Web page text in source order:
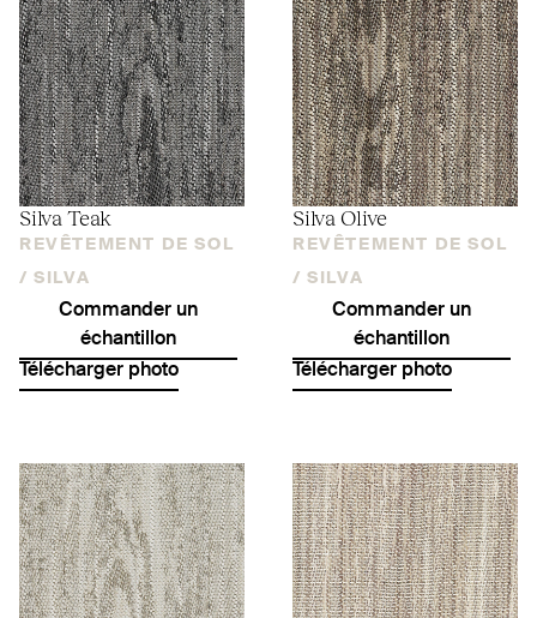
Silva Teak
REVÊTEMENT DE SOL
/ SILVA
Commander un
échantillon
Télécharger photo
Silva Olive
REVÊTEMENT DE SOL
/ SILVA
Commander un
échantillon
Télécharger photo